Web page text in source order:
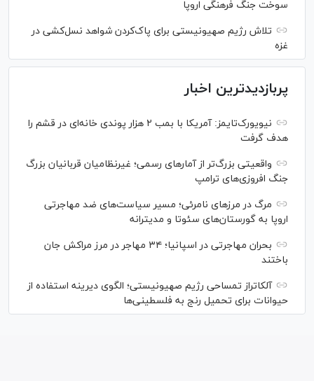
سوخت جنگ فرهنگی اروپا
تلاش رژیم صهیونیستی برای پاک‌کردن شواهد نسل‌کشی در
غزه
پربازدیدترین اخبار
نیویورک‌تایمز: آمریکا با بمب ۲ هزار پوندی خانه‌ای در قشم را
هدف گرفت
واقعیتی بزرگ‌تر از آمار‌های رسمی؛ غیرنظامیان قربانیان بزرگ
جنگ افروزی‌های ترامپ
مرگ در مرز‌های نامرئی؛ مسیر سیاست‌های ضد مهاجرتی
اروپا به گورستان‌های سئوتا و مدیترانه
بحران مهاجرتی در اسپانیا؛ ۳۴ مهاجر در مرز مراکش جان
باختند
آلکاتراز تمساحی رژیم صهیونیستی؛ الگوی دیرینه استفاده از
حیوانات برای تحمیل رنج به فلسطینی‌ها